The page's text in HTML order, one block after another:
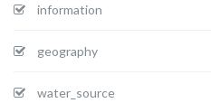
information
geography
water_source